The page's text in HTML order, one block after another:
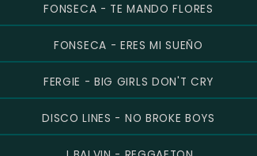
FONSECA - TE MANDO FLORES
FONSECA - ERES MI SUEÑO
FERGIE - BIG GIRLS DON'T CRY
DISCO LINES - NO BROKE BOYS